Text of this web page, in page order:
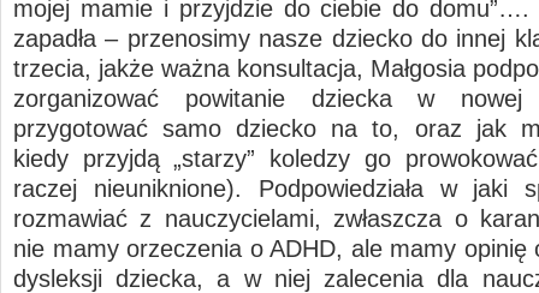
mojej mamie i przyjdzie do ciebie do
zapadła – przenosimy nasze dziecko do innej
trzecia, jakże ważna konsultacja, Małgosia
zorganizować powitanie dziecka w
przygotować samo dziecko na to, oraz jak
kiedy przyjdą „starzy” koledzy go
raczej nieuniknione). Podpowiedziała w jaki
rozmawiać z nauczycielami, zwłaszcza o
nie mamy orzeczenia o ADHD, ale mamy opinię
dysleksji dziecka, a w niej zalecenia dla